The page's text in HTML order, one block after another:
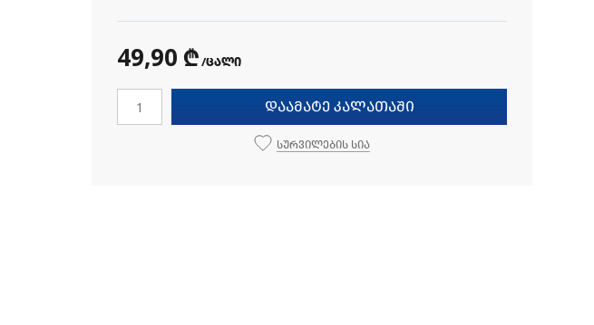
49,90 ₾ /ცალი
დაამატე კალათაში
სურვილების სია